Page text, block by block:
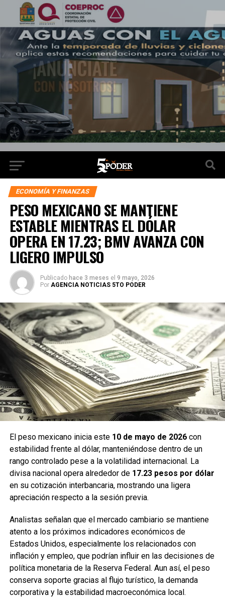
ECONOMÍA Y FINANZAS
PESO MEXICANO SE MANTIENE
ESTABLE MIENTRAS EL DÓLAR
OPERA EN 17.23; BMV AVANZA CON
LIGERO IMPULSO
Publicado hace 3 meses el 9 mayo, 2026
Por AGENCIA NOTICIAS 5TO PODER
El peso mexicano inicia este 10 de mayo de 2026con
estabilidad frente al dólar, manteniéndose dentro de un
rango controlado pese a la volatilidad internacional. La
divisa nacional opera alrededor de 17.23 pesos por dólar
en su cotización interbancaria, mostrando una ligera
apreciación respecto a la sesión previa.
Analistas señalan que el mercado cambiario se mantiene
atento a los próximos indicadores económicos de
Estados Unidos, especialmente los relacionados con
inflación y empleo, que podrían influir en las decisiones de
política monetaria de la Reserva Federal. Aun así, el peso
conserva soporte gracias al flujo turístico, la demanda
corporativa y la estabilidad macroeconómica local.